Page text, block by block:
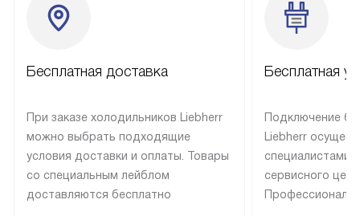
Бесплатная доставка
При заказе холодильников Liebherr
можно выбрать подходящие
условия доставки и оплаты. Товары
со специальным лейблом
доставляются бесплатно
Бесплатная
Подключение
Liebherr
специалистами
сервисного